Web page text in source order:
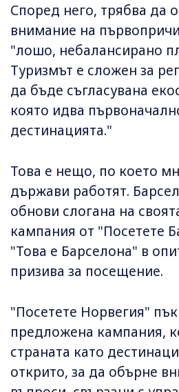
Според него, трябва да
внимание на
"лошо, небалансирано
Туризмът е сложен за
да бъде съгласувана
която идва
дестинацията."
Това е нещо, по което
държави работят.
обнови слогана на
кампания от "Посетете
"Това е Барселона" в
призива за посещение.
"Посетете Норвегия" пък
предложена кампания,
страната като
открито, за да обърне